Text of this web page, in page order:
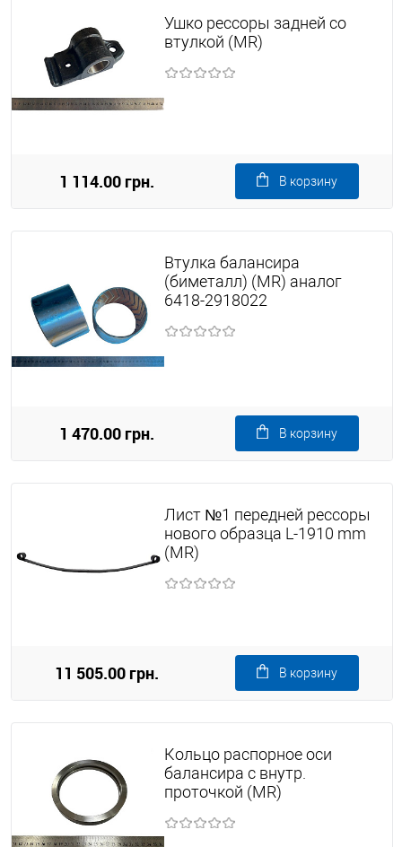
Ушко рессоры задней со
втулкой (MR)
1 114.00 грн. В корзину
Втулка балансира
(биметалл) (MR) аналог
6418-2918022
1 470.00 грн. В корзину
Лист №1 передней рессоры
нового образца L-1910 mm
(MR)
11 505.00 грн. В корзину
Кольцо распорное оси
балансира с внутр.
проточкой (MR)